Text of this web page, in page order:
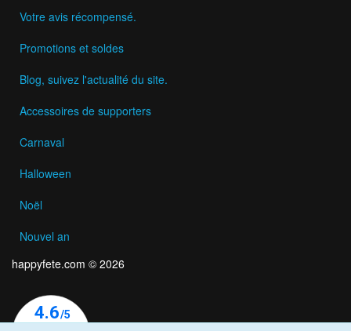
Votre avis récompensé.
Promotions et soldes
Blog, suivez l'actualité du site.
Accessoires de supporters
Carnaval
Halloween
Noël
Nouvel an
happyfete.com © 2026